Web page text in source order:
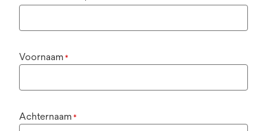
Voornaam *
Achternaam *